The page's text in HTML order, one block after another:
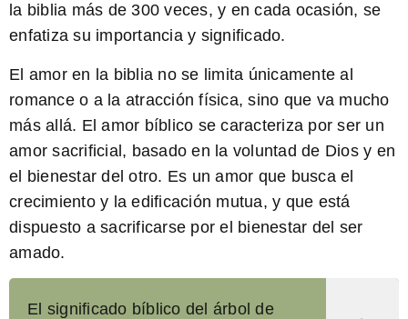
la biblia más de 300 veces, y en cada ocasión, se
enfatiza su importancia y significado.
El amor en la biblia no se limita únicamente al
romance o a la atracción física, sino que va mucho
más allá. El amor bíblico se caracteriza por ser un
amor sacrificial, basado en la voluntad de Dios y en
el bienestar del otro. Es un amor que busca el
crecimiento y la edificación mutua, y que está
dispuesto a sacrificarse por el bienestar del ser
amado.
El significado bíblico del árbol de